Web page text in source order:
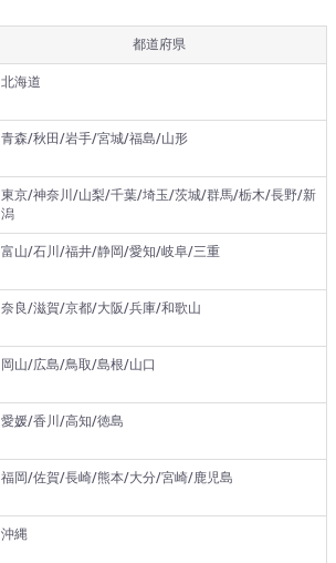
都道府県
北海道
青森/秋田/岩手/宮城/福島/山形
東京/神奈川/山梨/千葉/埼玉/茨城/群馬/栃木/長野/新
潟
富山/石川/福井/静岡/愛知/岐阜/三重
奈良/滋賀/京都/大阪/兵庫/和歌山
岡山/広島/鳥取/島根/山口
愛媛/香川/高知/徳島
福岡/佐賀/長崎/熊本/大分/宮崎/鹿児島
沖縄